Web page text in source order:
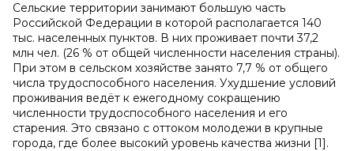
Сельские территории занимают большую часть
Российской Федерации в которой располагается 140
тыс. населенных пунктов. В них проживает почти 37,2
млн чел. (26 % от общей численности населения страны).
При этом в сельском хозяйстве занято 7,7 % от общего
числа трудоспособного населения. Ухудшение условий
проживания ведёт к ежегодному сокращению
численности трудоспособного населения и его
старения. Это связано с оттоком молодежи в крупные
города, где более высокий уровень качества жизни [1].